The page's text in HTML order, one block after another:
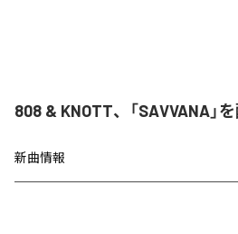
808 & KNOTT、「SAVVANA」
新曲情報